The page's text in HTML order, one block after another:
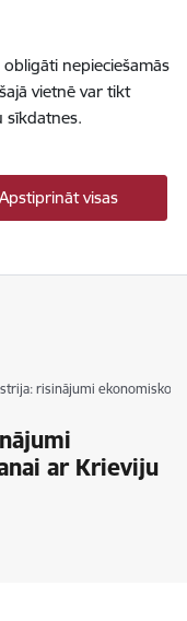
nepieciešamās
vietnē var tikt
sīkdatnes.
Apstiprināt visas
risinājumi ekonomisko
ar Krieviju